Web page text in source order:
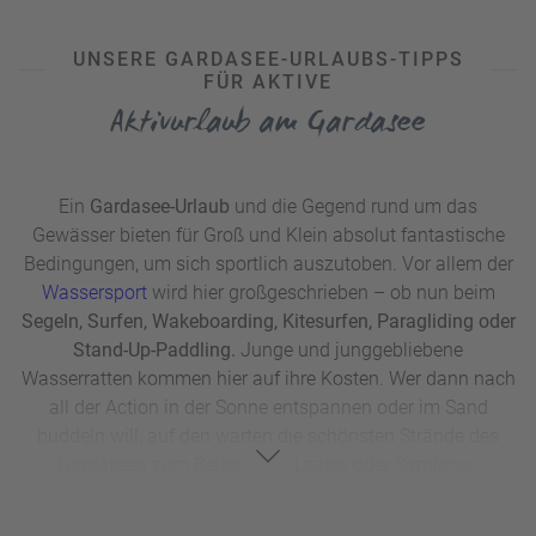
UNSERE GARDASEE-URLAUBS-TIPPS
FÜR AKTIVE
Aktivurlaub am Gardasee
Ein Gardasee-Urlaub und die Gegend rund um das
Gewässer bieten für Groß und Klein absolut fantastische
Bedingungen, um sich sportlich auszutoben. Vor allem der
Wassersportwird hier großgeschrieben – ob nun beim
Segeln, Surfen, Wakeboarding, Kitesurfen, Paragliding oder
Stand-Up-Paddling. Junge und junggebliebene
Wasserratten kommen hier auf ihre Kosten. Wer dann nach
all der Action in der Sonne entspannen oder im Sand
Gardasees zum Beispiel bei Lazise oder Sirmione.